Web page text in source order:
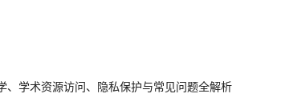
学术资源访问、隐私保护与常见问题全解析